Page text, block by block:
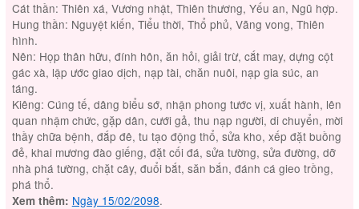
Cát thần: Thiên xá, Vương nhật, Thiên thương, Yếu an, Ngũ hợp.
Hung thần: Nguyệt kiến, Tiểu thời, Thổ phủ, Vãng vong, Thiên
hình.
Nên: Họp thân hữu, đính hôn, ăn hỏi, giải trừ, cắt may, dựng cột
gác xà, lập ước giao dịch, nạp tài, chăn nuôi, nạp gia súc, an
táng.
Kiêng: Cúng tế, dâng biểu sớ, nhận phong tước vị, xuất hành, lên
quan nhậm chức, gặp dân, cưới gả, thu nạp người, di chuyển, mời
thầy chữa bệnh, đắp đê, tu tạo động thổ, sửa kho, xếp đặt buồng
đẻ, khai mương đào giếng, đặt cối đá, sửa tường, sửa đường, dỡ
nhà phá tường, chặt cây, đuổi bắt, săn bắn, đánh cá gieo trồng,
phá thổ.
Xem thêm: Ngày 15/02/2098.